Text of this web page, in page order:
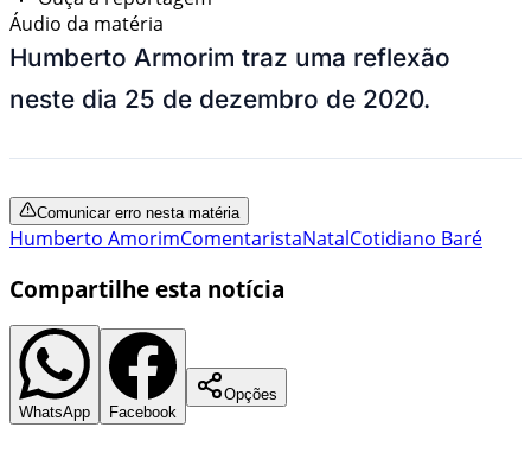
Áudio da matéria
Humberto Armorim traz uma reflexão
neste dia 25 de dezembro de 2020.
Comunicar erro nesta matéria
Humberto AmorimComentaristaNatalCotidiano Baré
Compartilhe esta notícia
WhatsApp Facebook
Opções